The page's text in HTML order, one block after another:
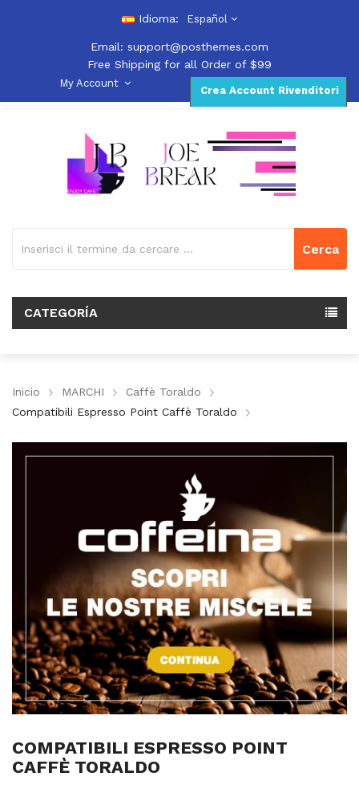
Idioma: Español
Email: support@posthemes.com
Free Shipping for all Order of $99
Crea Account Rivenditori
My Account
Cerca
CATEGORÍA
Inicio MARCHI
Caffè Toraldo
Compatibili Espresso Point Caffè Toraldo
COMPATIBILI ESPRESSO POINT
CAFFÈ TORALDO